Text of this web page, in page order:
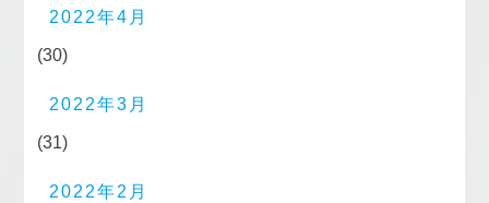
2022年4月
(30)
2022年3月
(31)
2022年2月